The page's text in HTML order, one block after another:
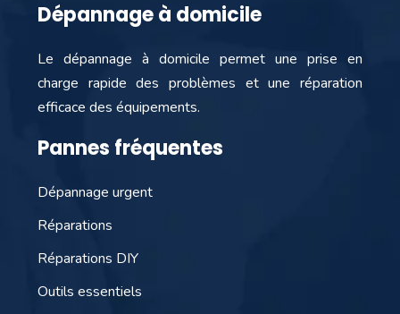
Dépannage à domicile
Le dépannage à domicile permet une prise en
charge rapide des problèmes et une réparation
efficace des équipements.
Pannes fréquentes
Dépannage urgent
Réparations
Réparations DIY
Outils essentiels